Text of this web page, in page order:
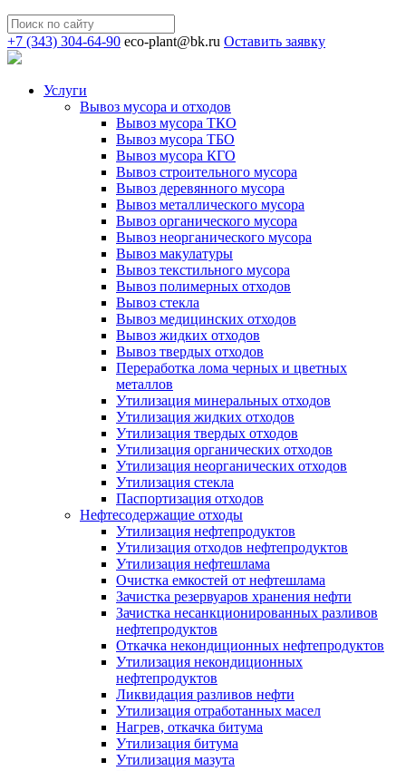
+7 (343) 304-64-90 eco-plant@bk.ru Оставить заявку
Услуги
Вывоз мусора и отходов
Вывоз мусора ТКО
Вывоз мусора ТБО
Вывоз мусора КГО
Вывоз строительного мусора
Вывоз деревянного мусора
Вывоз металлического мусора
Вывоз органического мусора
Вывоз неорганического мусора
Вывоз макулатуры
Вывоз текстильного мусора
Вывоз полимерных отходов
Вывоз стекла
Вывоз медицинских отходов
Вывоз жидких отходов
Вывоз твердых отходов
Переработка лома черных и цветных
металлов
Утилизация минеральных отходов
Утилизация жидких отходов
Утилизация твердых отходов
Утилизация органических отходов
Утилизация неорганических отходов
Утилизация стекла
Паспортизация отходов
Нефтесодержащие отходы
Утилизация нефтепродуктов
Утилизация отходов нефтепродуктов
Утилизация нефтешлама
Очистка емкостей от нефтешлама
Зачистка резервуаров хранения нефти
Зачистка несанкционированных разливов
нефтепродуктов
Откачка некондиционных нефтепродуктов
Утилизация некондиционных
нефтепродуктов
Ликвидация разливов нефти
Утилизация отработанных масел
Нагрев, откачка битума
Утилизация битума
Утилизация мазута